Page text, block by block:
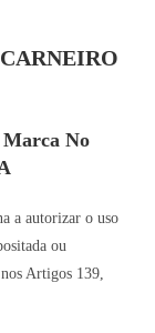
Marca No
a autorizar o uso
ou
Artigos 139,